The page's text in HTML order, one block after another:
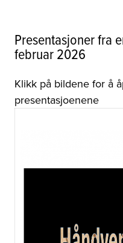
Presentasjoner fra
februar 2026
Klikk på bildene for å
presentasjoenene